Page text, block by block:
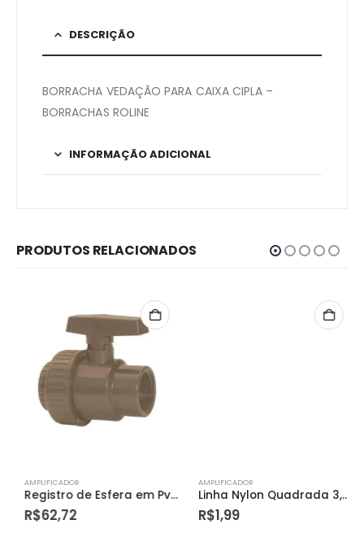
DESCRIÇÃO
BORRACHA VEDAÇÃO PARA CAIXA CIPLA –
BORRACHAS ROLINE
INFORMAÇÃO ADICIONAL
PRODUTOS RELACIONADOS
AMPLIFICADOR
Registro de Esfera em Pvc Roscável 1.1/2” – Amanco
R$62,72
AMPLIFICADOR
Linha Nylon Quadrada 3,0mmx117m – Dtools
R$1,99